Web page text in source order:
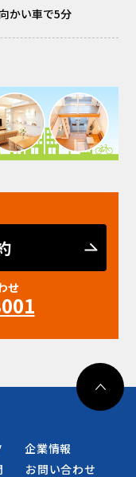
かい車で5分
せ
企業情報
お問い合わせ